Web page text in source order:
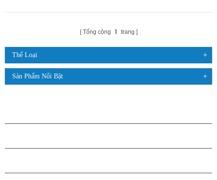
Tổng cộng 1 trang
Thể Loại
Sản Phẩm Nổi Bật